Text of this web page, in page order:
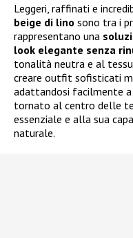
Leggeri, raffinati e
beige di lino sono tra i
rappresentano una
look elegante senza
tonalità neutra e al
creare outfit sofisticati
adattandosi facilmente
tornato al centro delle
essenziale e alla sua
naturale.